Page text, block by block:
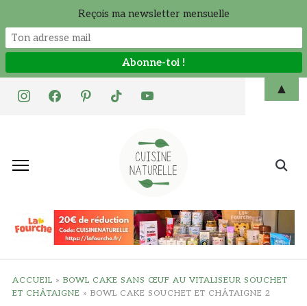
instagramfacebookpinteresttiktok youtube
Search
ACCUEIL » BOWL CAKE SANS ŒUF AU VITALISEUR SOUCHET
ET CHÂTAIGNE » BOWL CAKE SOUCHET ET CHÂTAIGNE 2
Reçois ma newsletter mensuelle
▲